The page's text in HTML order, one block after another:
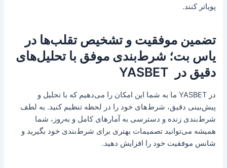
پویاتر کنند.
تضمین موفقیت و تشخیص تقلب‌ها در
یاس بت؛ شرط‌بندی موفق با تحلیل‌های
دقیق در YASBET
در YASBET ما به شما این امکان را می‌دهیم که با تحلیل و
پیش‌بینی دقیق، شرط‌های خود را در لحظه تنظیم کنید. به لطف
شرط‌بندی زنده و دسترسی به آمارهای کامل و به‌روز، شما
همیشه می‌توانید تصمیمات بهتری برای شرط‌بندی خود بگیرید و
شانس موفقیت خود را افزایش دهید.